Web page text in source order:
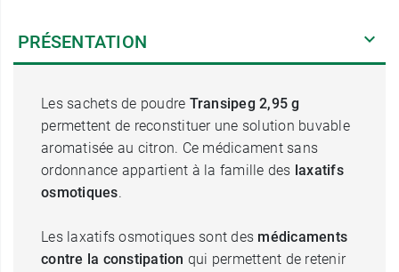
PRÉSENTATION
Les sachets de poudre Transipeg 2,95 g
permettent de reconstituer une solution buvable
aromatisée au citron. Ce médicament sans
ordonnance appartient à la famille des laxatifs
osmotiques.
Les laxatifs osmotiques sont des médicaments
contre la constipation qui permettent de retenir